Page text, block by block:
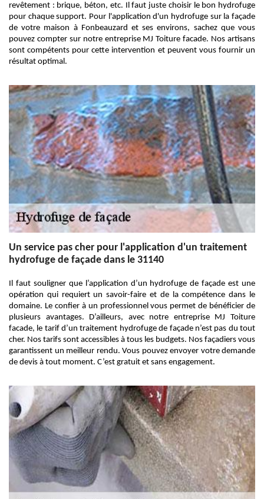
revêtement : brique, béton, etc. Il faut juste choisir le bon hydrofuge
pour chaque support. Pour l'application d'un hydrofuge sur la façade
de votre maison à Fonbeauzard et ses environs, sachez que vous
pouvez compter sur notre entreprise MJ Toiture facade. Nos artisans
sont compétents pour cette intervention et peuvent vous fournir un
résultat optimal.
Un service pas cher pour l'application d'un traitement
hydrofuge de façade dans le 31140
Il faut souligner que l’application d’un hydrofuge de façade est une
opération qui requiert un savoir-faire et de la compétence dans le
domaine. Le confier à un professionnel vous permet de bénéficier de
plusieurs avantages. D’ailleurs, avec notre entreprise MJ Toiture
facade, le tarif d’un traitement hydrofuge de façade n’est pas du tout
cher. Nos tarifs sont accessibles à tous les budgets. Nos façadiers vous
garantissent un meilleur rendu. Vous pouvez envoyer votre demande
de devis à tout moment. C’est gratuit et sans engagement.